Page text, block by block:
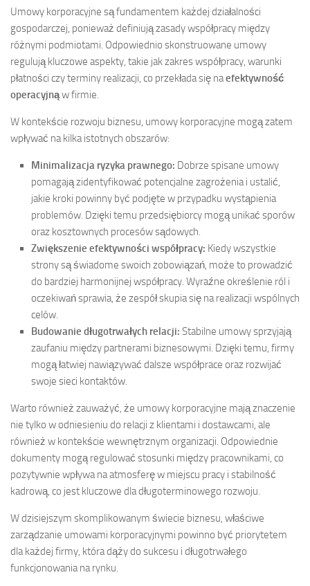
Umowy korporacyjne są fundamentem każdej działalności
gospodarczej, ponieważ definiują zasady współpracy między
różnymi podmiotami. Odpowiednio skonstruowane umowy
regulują kluczowe aspekty, takie jak zakres współpracy, warunki
płatności czy terminy realizacji, co przekłada się naefektywność
operacyjnąw firmie.
W kontekście rozwoju biznesu, umowy korporacyjne mogą zatem
wpływać na kilka istotnych obszarów:
Minimalizacja ryzyka prawnego: Dobrze spisane umowy
pomagają zidentyfikować potencjalne zagrożenia i ustalić,
jakie kroki powinny być podjęte w przypadku wystąpienia
problemów. Dzięki temu przedsiębiorcy mogą unikać sporów
oraz kosztownych procesów sądowych.
Zwiększenie efektywności współpracy: Kiedy wszystkie
strony są świadome swoich zobowiązań, może to prowadzić
do bardziej harmonijnej współpracy. Wyraźne określenie ról i
oczekiwań sprawia, że zespół skupia się na realizacji wspólnych
celów.
Budowanie długotrwałych relacji: Stabilne umowy sprzyjają
zaufaniu między partnerami biznesowymi. Dzięki temu, firmy
mogą łatwiej nawiązywać dalsze współprace oraz rozwijać
swoje sieci kontaktów.
Warto również zauważyć, że umowy korporacyjne mają znaczenie
nie tylko w odniesieniu do relacji z klientami i dostawcami, ale
również w kontekście wewnętrznym organizacji. Odpowiednie
dokumenty mogą regulować stosunki między pracownikami, co
pozytywnie wpływa na atmosferę w miejscu pracy i stabilność
kadrową, co jest kluczowe dla długoterminowego rozwoju.
W dzisiejszym skomplikowanym świecie biznesu, właściwe
zarządzanie umowami korporacyjnymi powinno być priorytetem
dla każdej firmy, która dąży do sukcesu i długotrwałego
funkcjonowania na rynku.